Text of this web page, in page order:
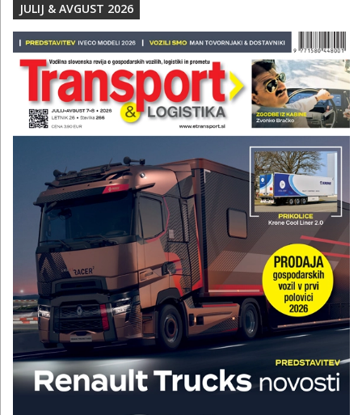
JULIJ & AVGUST 2026